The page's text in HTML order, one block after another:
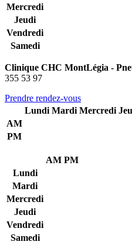
Mercredi
Jeudi
Vendredi
Samedi
Clinique CHC MontLégia -
355 53 97
Prendre rendez-vous
Lundi Mardi Mercredi
AM
PM
AM PM
Lundi
Mardi
Mercredi
Jeudi
Vendredi
Samedi